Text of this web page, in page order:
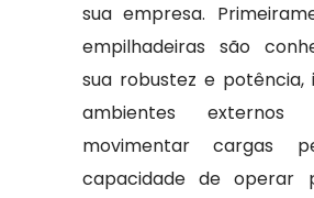
sua empresa.
empilhadeiras são
sua robustez e potência,
ambientes
movimentar cargas
capacidade de operar